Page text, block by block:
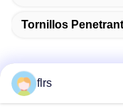
Tornillos
flrs